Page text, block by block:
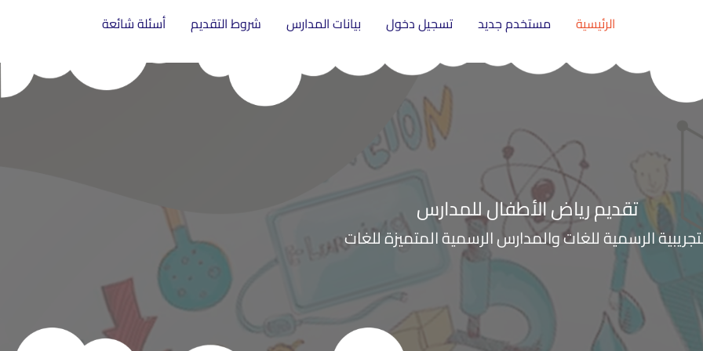
الرئيسية مستخدم جديد تسجيل دخول بيانات المدارس شروط التقديم أسئلة شائعة
تقديم رياض الأطفال للمدارس
الرسمية للغات والمدارس الرسمية المتميزة للغات